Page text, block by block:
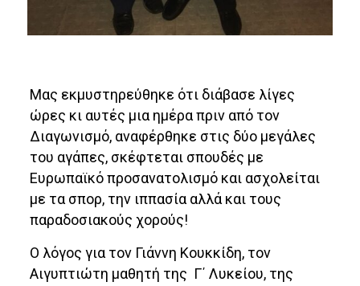
Μας εκμυστηρεύθηκε ότι διάβασε λίγες
ώρες κι αυτές μια ημέρα πριν από τον
Διαγωνισμό, αναφέρθηκε στις δύο μεγάλες
του αγάπες, σκέφτεται σπουδές με
Ευρωπαϊκό προσανατολισμό και ασχολείται
με τα σπορ, την ιππασία αλλά και τους
παραδοσιακούς χορούς!
Ο λόγος για τον Γιάννη Κουκκίδη, τον
Αιγυπτιώτη μαθητή της Γ΄ Λυκείου, της